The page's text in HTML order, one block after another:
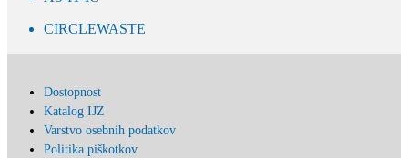
CIRCLEWASTE
Dostopnost
Katalog IJZ
Varstvo osebnih podatkov
Politika piškotkov